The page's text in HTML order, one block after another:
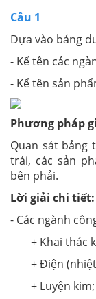
Câu 1
Dựa vào bảng
- Kể tên các
- Kể tên sản
Phương pháp
Quan sát bảng
trái, các sản
bên phải.
Lời giải chi tiết:
- Các ngành
+ Khai thác
+ Điện
+ Luyện kim;